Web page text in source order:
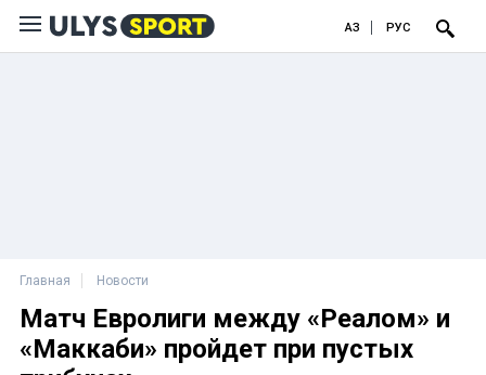
ҚАЗ РУС
Главная Новости
Матч Евролиги между «Реалом» и
«Маккаби» пройдет при пустых